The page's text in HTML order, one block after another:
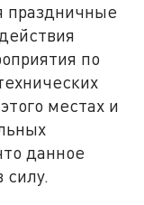
праздничные
по
местах и
данное
силу.